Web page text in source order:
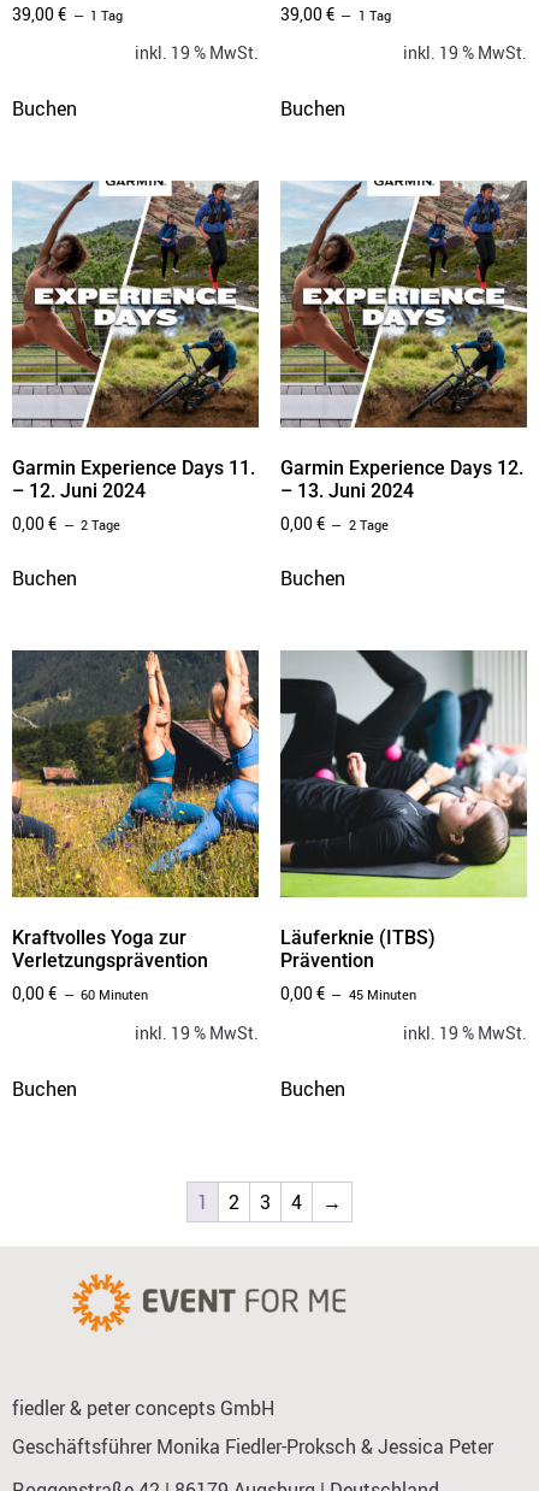
39,00€ 1 Tag
inkl. 19 % MwSt.
Buchen
39,00€ 1 Tag
inkl. 19 % MwSt.
Buchen
Garmin Experience Days 11.
– 12. Juni 2024
0,00€ 2 Tage
Buchen
Garmin Experience Days 12.
– 13. Juni 2024
0,00€ 2 Tage
Buchen
Kraftvolles Yoga zur
Verletzungsprävention
0,00€ 60 Minuten
inkl. 19 % MwSt.
Buchen
Läuferknie (ITBS)
Prävention
0,00€ 45 Minuten
inkl. 19 % MwSt.
Buchen
1 2 3 4 →
fiedler & peter concepts GmbH
Geschäftsführer Monika Fiedler-Proksch & Jessica Peter